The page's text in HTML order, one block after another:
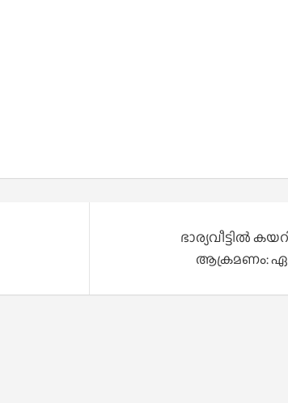
ഭാര്യവീട്ടിൽ
ആക്രമണം: